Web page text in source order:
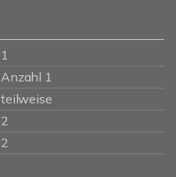
1
Anzahl 1
teilweise
2
2